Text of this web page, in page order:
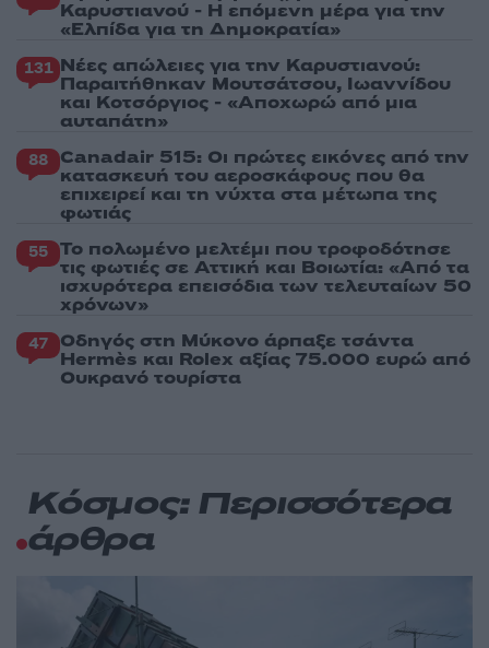
Καρυστιανού - Η επόμενη μέρα για την
«Ελπίδα για τη Δημοκρατία»
131 Νέες απώλειες για την Καρυστιανού:
Παραιτήθηκαν Μουτσάτσου, Ιωαννίδου
και Κοτσόργιος - «Αποχωρώ από μια
αυταπάτη»
88 Canadair 515: Οι πρώτες εικόνες από την
κατασκευή του αεροσκάφους που θα
επιχειρεί και τη νύχτα στα μέτωπα της
φωτιάς
55 Το πολωμένο μελτέμι που τροφοδότησε
τις φωτιές σε Αττική και Βοιωτία: «Από τα
ισχυρότερα επεισόδια των τελευταίων 50
χρόνων»
47 Οδηγός στη Μύκονο άρπαξε τσάντα
Hermès και Rolex αξίας 75.000 ευρώ από
Ουκρανό τουρίστα
Κόσμος: Περισσότερα
άρθρα